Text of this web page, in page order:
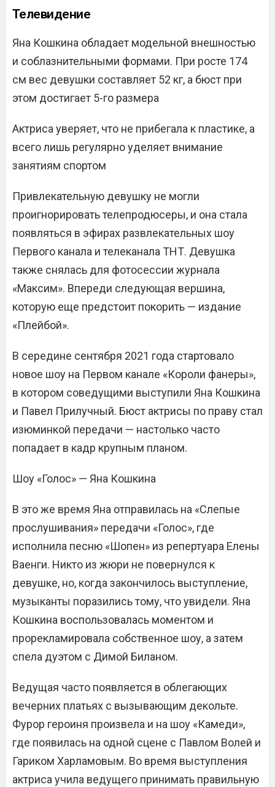
Телевидение
Яна Кошкина обладает модельной внешностью
и соблазнительными формами. При росте 174
см вес девушки составляет 52 кг, а бюст при
этом достигает 5-го размера
Актриса уверяет, что не прибегала к пластике, а
всего лишь регулярно уделяет внимание
занятиям спортом
Привлекательную девушку не могли
проигнорировать телепродюсеры, и она стала
появляться в эфирах развлекательных шоу
Первого канала и телеканала ТНТ. Девушка
также снялась для фотосессии журнала
«Максим». Впереди следующая вершина,
которую еще предстоит покорить — издание
«Плейбой».
В середине сентября 2021 года стартовало
новое шоу на Первом канале «Короли фанеры»,
в котором соведущими выступили Яна Кошкина
и Павел Прилучный. Бюст актрисы по праву стал
изюминкой передачи — настолько часто
попадает в кадр крупным планом.
Шоу «Голос» — Яна Кошкина
В это же время Яна отправилась на «Слепые
прослушивания» передачи «Голос», где
исполнила песню «Шопен» из репертуара Елены
Ваенги. Никто из жюри не повернулся к
девушке, но, когда закончилось выступление,
музыканты поразились тому, что увидели. Яна
Кошкина воспользовалась моментом и
прорекламировала собственное шоу, а затем
спела дуэтом с Димой Биланом.
Ведущая часто появляется в облегающих
вечерних платьях с вызывающим декольте.
Фурор героиня произвела и на шоу «Камеди»,
где появилась на одной сцене с Павлом Волей и
Гариком Харламовым. Во время выступления
актриса учила ведущего принимать правильную